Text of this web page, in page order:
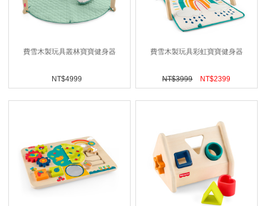
費雪木製玩具叢林寶寶健身器
NT$4999
費雪木製玩具彩虹寶寶健身器
NT$3999 NT$2399